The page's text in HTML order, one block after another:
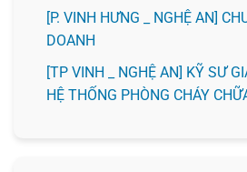
️[P. VINH HƯNG _ NGHỆ AN]
DOANH
[TP VINH _ NGHỆ AN] KỸ SƯ
HỆ THỐNG PHÒNG CHÁY